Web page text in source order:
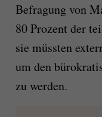
Befragung von
80 Prozent der
sie müssten
um den
zu werden.